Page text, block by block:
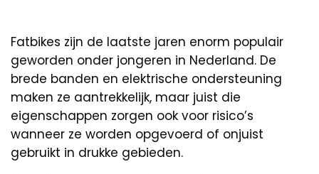
Fatbikes zijn de laatste jaren enorm populair
geworden onder jongeren in Nederland. De
brede banden en elektrische ondersteuning
maken ze aantrekkelijk, maar juist die
eigenschappen zorgen ook voor risico’s
wanneer ze worden opgevoerd of onjuist
gebruikt in drukke gebieden.